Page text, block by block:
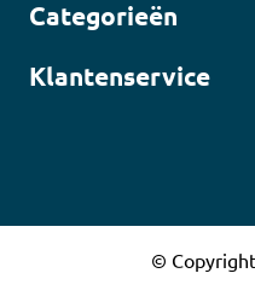
Categorieën
Klantenservice
©